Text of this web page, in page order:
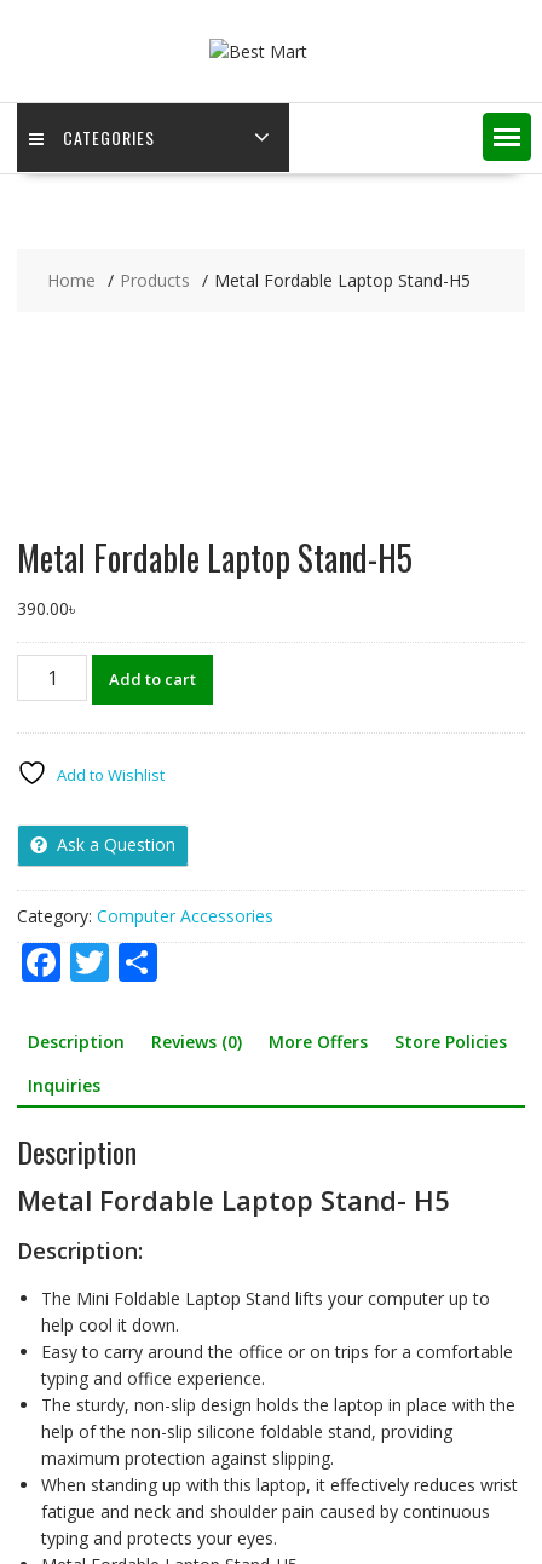
CATEGORIES
Home Products Metal Fordable Laptop Stand-H5
Metal Fordable Laptop Stand-H5
390.00৳
Metal
Fordable
H5
Add to cart
Add to Wishlist
Ask a Question
Category: Computer Accessories
F
e
b
o
o
k
T
itt
S
ar
Description Reviews (0) More Offers
Store Policies
Inquiries
Description
Metal Fordable Laptop Stand- H5
Description:
The Mini Foldable Laptop Stand lifts your computer up to
help cool it down.
Easy to carry around the office or on trips for a comfortable
typing and office experience.
The sturdy, non-slip design holds the laptop in place with the
help of the non-slip silicone foldable stand, providing
maximum protection against slipping.
When standing up with this laptop, it effectively reduces wrist
fatigue and neck and shoulder pain caused by continuous
typing and protects your eyes.